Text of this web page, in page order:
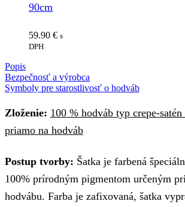
90cm
59.90 € s
DPH
Popis
Bezpečnosť a výrobca
Symboly pre starostlivosť o hodváb
Zloženie: 100 % hodváb typ crepe-
priamo na hodváb
Postup tvorby: Šatka je farbená
100% prírodným pigmentom určeným
hodvábu. Farba je zafixovaná, šatka